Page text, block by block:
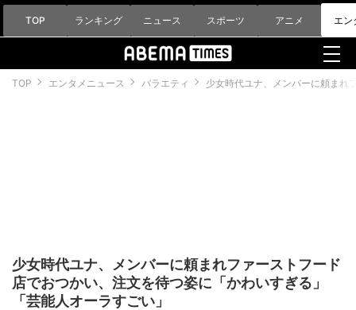
TOP ランキング ニュース スポーツ アニメ エン
TOP エンタメニュース バラエティ 少女時代ユナ、メンバーに頼まれ
少女時代ユナ、メンバーに頼まれファーストフード
店でおつかい、注文を待つ姿に「かわいすぎる」
「芸能人オーラすごい」